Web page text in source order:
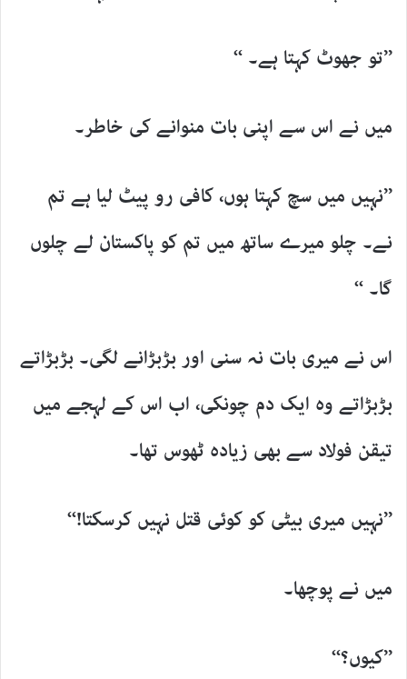
’’تو جھوٹ کہتا ہے۔ ‘‘
میں نے اس سے اپنی بات منوانے کی خاطر۔
’’نہیں میں سچ کہتا ہوں، کافی رو پیٹ لیا ہے تم
نے۔ چلو میرے ساتھ میں تم کو پاکستان لے چلوں
گا۔ ‘‘
اس نے میری بات نہ سنی اور بڑبڑانے لگی۔ بڑبڑاتے
بڑبڑاتے وہ ایک دم چونکی، اب اس کے لہجے میں
تیقن فولاد سے بھی زیادہ ٹھوس تھا۔
’’نہیں میری بیٹی کو کوئی قتل نہیں کرسکتا!‘‘
میں نے پوچھا۔
’’کیوں؟‘‘